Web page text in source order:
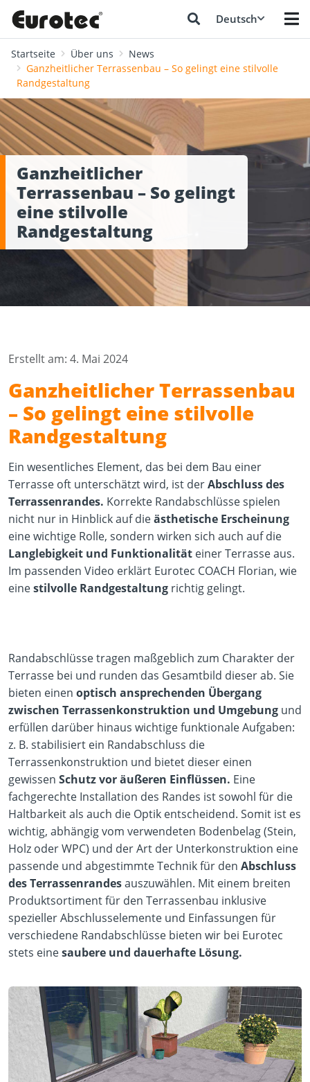
Deutsch
Startseite Über uns
News
Ganzheitlicher Terrassenbau – So gelingt eine stilvolle
Randgestaltung
Ganzheitlicher
Terrassenbau – So gelingt
eine stilvolle
Randgestaltung
Erstellt am: 4. Mai 2024
Ganzheitlicher Terrassenbau
– So gelingt eine stilvolle
Randgestaltung
Ein wesentliches Element, das bei dem Bau einer
Terrasse oft unterschätzt wird, ist derAbschluss des
Terrassenrandes. Korrekte Randabschlüsse spielen
nicht nur in Hinblick auf dieästhetische Erscheinung
eine wichtige Rolle, sondern wirken sich auch auf die
Langlebigkeit und Funktionalität einer Terrasse aus.
Im passenden Video erklärt Eurotec COACH Florian, wie
einestilvolle Randgestaltung richtig gelingt.
Randabschlüsse tragen maßgeblich zum Charakter der
Terrasse bei und runden das Gesamtbild dieser ab. Sie
bieten einen optisch ansprechenden Übergang
zwischen Terrassenkonstruktion und Umgebung und
erfüllen darüber hinaus wichtige funktionale Aufgaben:
z. B. stabilisiert ein Randabschluss die
Terrassenkonstruktion und bietet dieser einen
gewissen Schutz vor äußeren Einflüssen. Eine
fachgerechte Installation des Randes ist sowohl für die
Haltbarkeit als auch die Optik entscheidend. Somit ist es
wichtig, abhängig vom verwendeten Bodenbelag (Stein,
Holz oder WPC) und der Art der Unterkonstruktion eine
passende und abgestimmte Technik für den Abschluss
des Terrassenrandesauszuwählen. Mit einem breiten
Produktsortiment für den Terrassenbau inklusive
spezieller Abschlusselemente und Einfassungen für
verschiedene Randabschlüsse bieten wir bei Eurotec
stets einesaubere und dauerhafte Lösung.